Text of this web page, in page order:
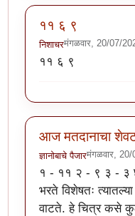
११ ६ ९
निशाचरमंगळवार, 20/07/
११ ६ ९
आज मतदानाचा
ज्ञानोबाचे पैजारमंगळवार,
१ - ११ २ - ९ ३ - ३
भरते विशेषतः
वाटते. हे चित्र कसे